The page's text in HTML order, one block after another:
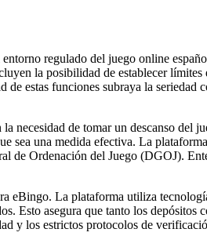
regulado del juego online
la posibilidad de establecer
estas funciones subraya la
necesidad de tomar un descanso del
sea una medida efectiva. La
de Ordenación del Juego (DGOJ).
eBingo. La plataforma utiliza
Esto asegura que tanto los
y los estrictos protocolos de